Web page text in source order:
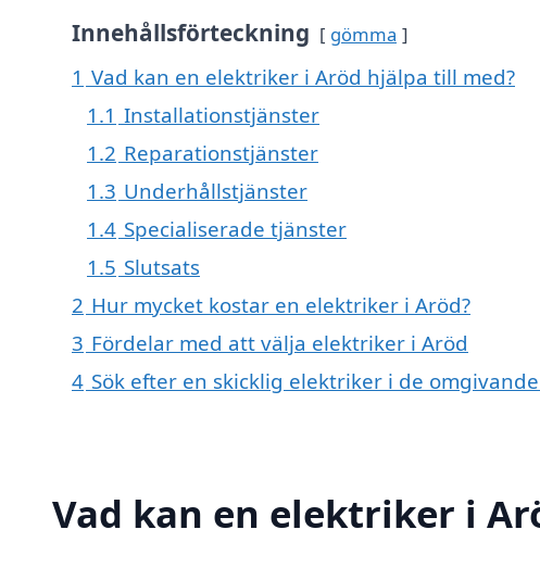
Innehållsförteckning gömma
1 Vad kan en elektriker i Aröd hjälpa till med?
1.1 Installationstjänster
1.2 Reparationstjänster
1.3 Underhållstjänster
1.4 Specialiserade tjänster
1.5 Slutsats
2 Hur mycket kostar en elektriker i Aröd?
3 Fördelar med att välja elektriker i Aröd
4 Sök efter en skicklig elektriker i de
Vad kan en elektriker i